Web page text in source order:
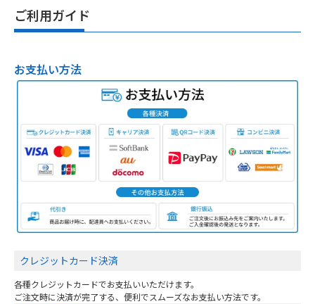
ご利用ガイド
お支払い方法
クレジットカード決済
各種クレジットカードでお支払いいただけます。
ご注文時に決済が完了する、便利でスムーズなお支払い方法です。